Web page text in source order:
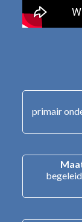
primair